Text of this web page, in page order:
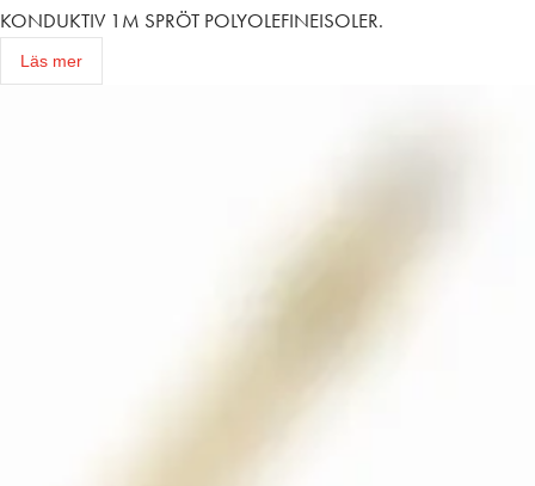
KONDUKTIV 1M SPRÖT POLYOLEFINEISOLER.
Läs mer